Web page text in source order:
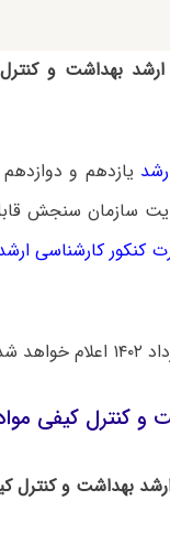
بهداشت و کنترل
اسفند از طریق سایت
کنکور کارشناسی
شد.
کنترل کیفی مواد
بهداشت و کنترل